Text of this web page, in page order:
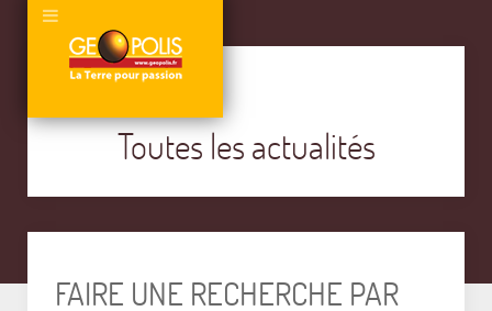
Toutes les actualités
FAIRE UNE RECHERCHE PAR